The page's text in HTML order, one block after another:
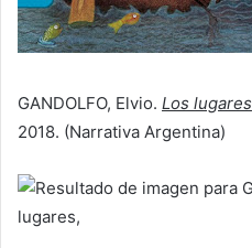
GANDOLFO, Elvio. Los lugares
2018. (Narrativa Argentina)